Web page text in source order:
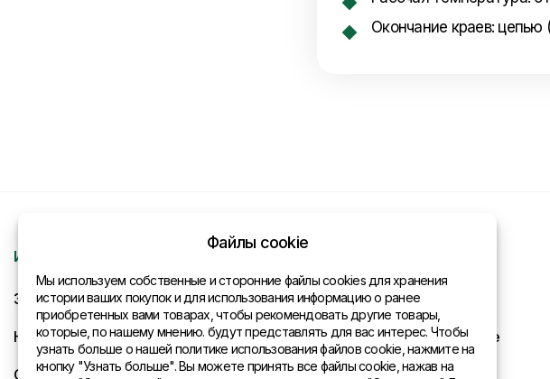
Окончание краев: цепью
Информация
Запрос
Новости
Оплата и доставка
Общая информация
Представительства в мире
Файлы cookie
Мы используем собственные и сторонние файлы cookies для хранения
истории ваших покупок и для использования информацию о ранее
приобретенных вами товарах, чтобы рекомендовать другие товары,
которые, по нашему мнению. будут представлять для вас интерес. Чтобы
узнать больше о нашей политике использования файлов cookie, нажмите на
кнопку "Узнать больше". Вы можете принять все файлы cookie, нажав на